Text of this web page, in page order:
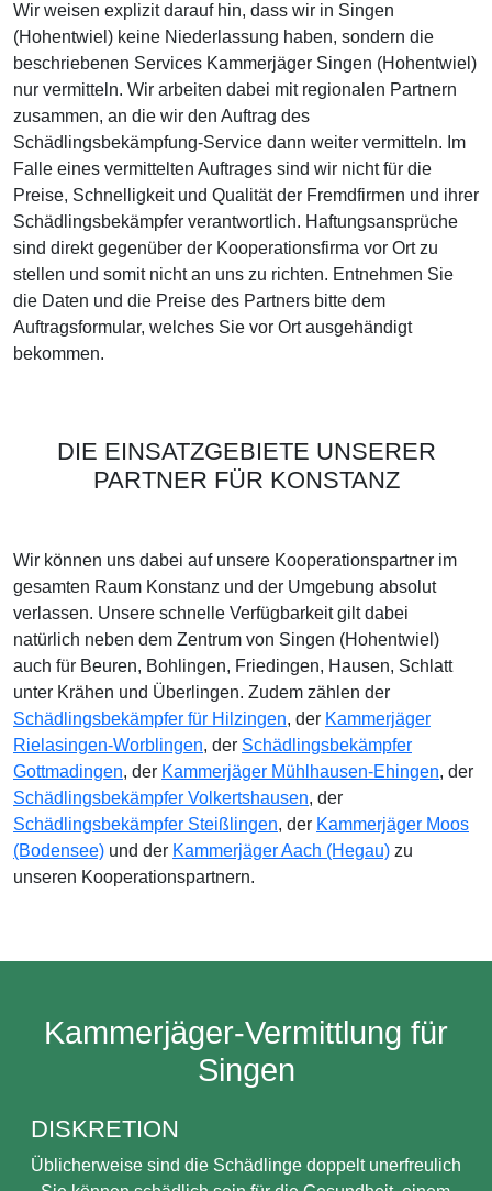
Wir weisen explizit darauf hin, dass wir in Singen
(Hohentwiel) keine Niederlassung haben, sondern die
beschriebenen Services Kammerjäger Singen (Hohentwiel)
nur vermitteln. Wir arbeiten dabei mit regionalen Partnern
zusammen, an die wir den Auftrag des
Schädlingsbekämpfung-Service dann weiter vermitteln. Im
Falle eines vermittelten Auftrages sind wir nicht für die
Preise, Schnelligkeit und Qualität der Fremdfirmen und ihrer
Schädlingsbekämpfer verantwortlich. Haftungsansprüche
sind direkt gegenüber der Kooperationsfirma vor Ort zu
stellen und somit nicht an uns zu richten. Entnehmen Sie
die Daten und die Preise des Partners bitte dem
Auftragsformular, welches Sie vor Ort ausgehändigt
bekommen.
DIE EINSATZGEBIETE UNSERER
PARTNER FÜR KONSTANZ
Wir können uns dabei auf unsere Kooperationspartner im
gesamten Raum Konstanz und der Umgebung absolut
verlassen. Unsere schnelle Verfügbarkeit gilt dabei
natürlich neben dem Zentrum von Singen (Hohentwiel)
auch für Beuren, Bohlingen, Friedingen, Hausen, Schlatt
unter Krähen und Überlingen. Zudem zählen der
Schädlingsbekämpfer für Hilzingen, der Kammerjäger
Rielasingen-Worblingen, der Schädlingsbekämpfer
Gottmadingen, der Kammerjäger Mühlhausen-Ehingen, der
Schädlingsbekämpfer Volkertshausen, der
Schädlingsbekämpfer Steißlingen, der Kammerjäger Moos
(Bodensee) und der Kammerjäger Aach (Hegau) zu
unseren Kooperationspartnern.
Kammerjäger-Vermittlung für
Singen
DISKRETION
Üblicherweise sind die Schädlinge doppelt unerfreulich